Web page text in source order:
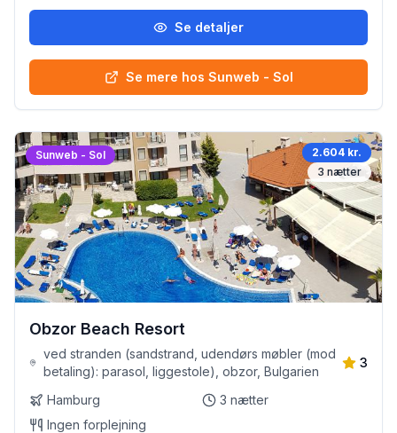
Se detaljer
Se mere hos Sunweb - Sol
Sunweb - Sol
2.604 kr.
3 nætter
Obzor Beach Resort
ved stranden (sandstrand, udendørs møbler (mod
betaling): parasol, liggestole), obzor, Bulgarien
3
Hamburg 3 nætter
Ingen forplejning